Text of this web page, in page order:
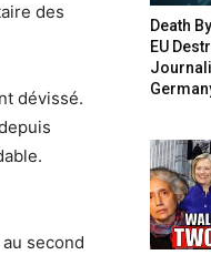
des
dévissé.
second
Death
EU